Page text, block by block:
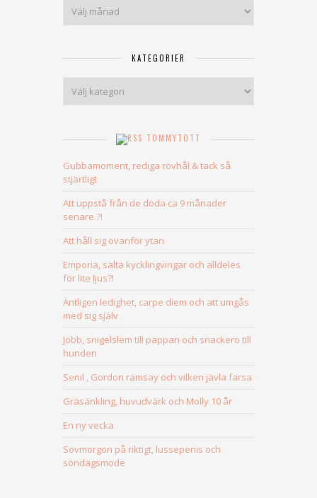
KATEGORIER
TOMMYTOTT
Gubbamoment, rediga rövhål & tack så
stjärtligt
Att uppstå från de döda ca 9 månader
senare ?!
Att håll sig ovanför ytan
Emporia, salta kycklingvingar och alldeles
för lite ljus?!
Äntligen ledighet, carpe diem och att umgås
med sig själv
Jobb, snigelslem till pappan och snackero till
hunden
Senil , Gordon ramsay och vilken jävla farsa
Gräsänkling, huvudvärk och Molly 10 år
En ny vecka
Sovmorgon på riktigt, lussepenis och
söndagsmode